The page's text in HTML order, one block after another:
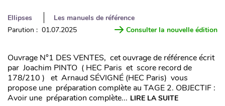
Ellipses
Les manuels de référence
Parution : 01.07.2025
Consulter la nouvelle édition
Ouvrage N°1 DES VENTES, cet ouvrage de référence écrit
par Joachim PINTO ( HEC Paris et score record de
178/210 ) et Arnaud SÉVIGNÉ (HEC Paris) vous
propose une préparation complète au TAGE 2. OBJECTIF :
Avoir une préparation complète... LIRE LA SUITE